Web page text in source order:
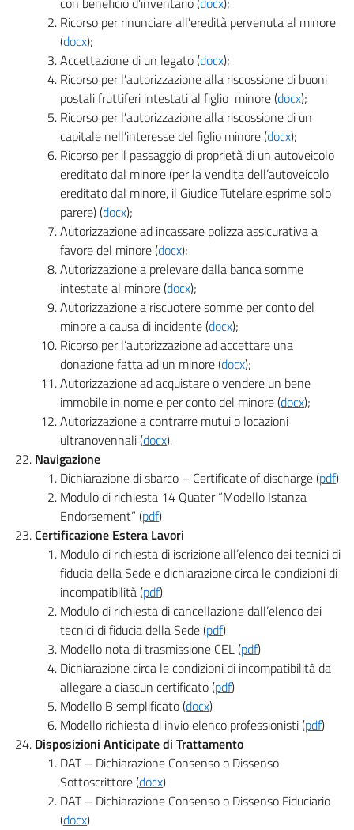
Ricorso per rinunciare all’eredità pervenuta al minore
(docx);
Accettazione di un legato (docx);
Ricorso per l’autorizzazione alla riscossione di buoni
postali fruttiferi intestati al figlio minore (docx);
Ricorso per l’autorizzazione alla riscossione di un
capitale nell’interesse del figlio minore (docx);
Ricorso per il passaggio di proprietà di un autoveicolo
ereditato dal minore (per la vendita dell’autoveicolo
ereditato dal minore, il Giudice Tutelare esprime solo
parere) (docx);
Autorizzazione ad incassare polizza assicurativa a
favore del minore (docx);
Autorizzazione a prelevare dalla banca somme
intestate al minore (docx);
Autorizzazione a riscuotere somme per conto del
minore a causa di incidente (docx);
Ricorso per l’autorizzazione ad accettare una
donazione fatta ad un minore (docx);
Autorizzazione ad acquistare o vendere un bene
immobile in nome e per conto del minore (docx);
Autorizzazione a contrarre mutui o locazioni
ultranovennali (docx).
Navigazione
Dichiarazione di sbarco – Certificate of discharge (pdf)
Modulo di richiesta 14 Quater “Modello Istanza
Endorsement” (pdf)
Certificazione Estera Lavori
Modulo di richiesta di iscrizione all’elenco dei tecnici di
fiducia della Sede e dichiarazione circa le condizioni di
incompatibilità (pdf)
Modulo di richiesta di cancellazione dall’elenco dei
tecnici di fiducia della Sede (pdf)
Modello nota di trasmissione CEL (pdf)
Dichiarazione circa le condizioni di incompatibilità da
allegare a ciascun certificato (pdf)
Modello B semplificato (docx)
Modello richiesta di invio elenco professionisti (pdf)
Disposizioni Anticipate di Trattamento
DAT – Dichiarazione Consenso o Dissenso
Sottoscrittore (docx)
DAT – Dichiarazione Consenso o Dissenso Fiduciario
(docx)